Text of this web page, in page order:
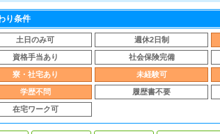
り条件
土日のみ可 週休2日制
資格手当あり 社会保険完備
寮・社宅あり 未経験可
学歴不問 履歴書不要
在宅ワーク可